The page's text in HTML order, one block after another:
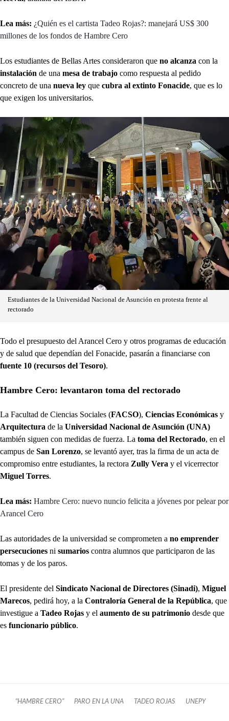
Lea más: ¿Quién es el cartista Tadeo Rojas?: manejará US$ 300
millones de los fondos de Hambre Cero
Los estudiantes de Bellas Artes consideraron que no alcanza con la
instalación de una mesa de trabajo como respuesta al pedido
concreto de una nueva ley que cubra al extinto Fonacide, que es lo
que exigen los universitarios.
Estudiantes de la Universidad Nacional de Asunción en protesta frente al
rectorado
Todo el presupuesto del Arancel Cero y otros programas de educación
y de salud que dependían del Fonacide, pasarán a financiarse con
fuente 10 (recursos del Tesoro).
Hambre Cero: levantaron toma del rectorado
La Facultad de Ciencias Sociales (FACSO), Ciencias Económicas y
Arquitectura de la Universidad Nacional de Asunción (UNA)
también siguen con medidas de fuerza. La toma del Rectorado, en el
campus de San Lorenzo, se levantó ayer, tras la firma de un acta de
compromiso entre estudiantes, la rectora Zully Vera y el vicerrector
Miguel Torres.
Lea más: Hambre Cero: nuevo nuncio felicita a jóvenes por pelear por
Arancel Cero
Las autoridades de la universidad se comprometen a no emprender
persecuciones ni sumarios contra alumnos que participaron de las
tomas y de los paros.
El presidente del Sindicato Nacional de Directores (Sinadi), Miguel
Marecos, pedirá hoy, a la Contraloría General de la República, que
investigue a Tadeo Rojas y el aumento de su patrimonio desde que
es funcionario público.
“HAMBRE CERO” PARO EN LA UNA TADEO ROJAS UNEPY